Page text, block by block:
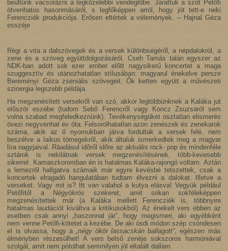
beültünk vacsorázni a legközelebbi vendéglőbe. Járattuk a szót Petőfi
ötvenhatos hasonmásáról, s legfőképpen arról, hogy jót tett-e neki
Ferencziék produkciója. Erősen eltértek a vélemények. – Hajnal Géza
esszéje
Régi a vita a dalszövegek és a versek különbségéről, a népdalokról, a
zene és a szöveg együttdolgozásáról. Cseh Tamás talán egyszer az
NDK-ban adott sok ezer ember előtt nagysikerű koncertet a maga
szuggesztív és utánozhatatlan stílusában: magyarul énekelve persze
Bereményi Géza zseniális szövegeit. Ők ketten együtt a művészeti
szinergia legszebb példája.
Ha megzenésített versekről van szó, akkor legtöbbünknek a Kaláka jut
először eszébe (tudom Sebő Ferencről vagy Koncz Zsuzsáról sem
volna szabad megfeledkeznünk). Tevékenységüket osztatlan elismerés
övezi negyvenhat év óta. Felsorolhatatlan azon zenészek és zenekarok
száma, akik az ő nyomukban járva fordultak a versek felé, nem
beszélve a laikus tömegekről, akik általuk ismerkedtek meg a magyar
líra nagyjaival. Ráadásul időről időre az aktuális rock- pop és mindenféle
sztárok is nekilátnak versek megzenésítésének, több-kevesebb
sikerrel. Kamaszkoromban én is hatalmas Kaláka-rajongó voltam. Aztán
a lemezről hallgatva számaik már egyre kevésbé tetszettek, csak a
koncertek elragadó hangulatában tudtam élvezni a dalokat. Illetve a
verseket. Vagy mit is? Itt van valahol a kutya elásva! Vegyük például
Petőfitől aNégyökrös szekeret, amit sokan sokféleképpen
megzenésítettek már (a Kaláka mellett Ferencziék is, többnyire
hatalmas laudációt kiváltva a kritikusokból). Az énekelt vers ebben az
esetben csak annyi „haszonnal jár”, hogy megismeri, aki egyébként
nem venne Petőfi-kötetet a kezébe. De aki ósdi módon szép csöndesen
el is olvassa, hogy a„négy ökör lassacskán ballagott”, egészen más
élményben részesülhet! A vers belső zenéje sokszoros harmóniával
szolgál, amit nem pótolhat semmilyen jól eltalált dallam.